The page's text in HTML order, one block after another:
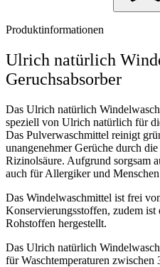
Produktinformationen
Ulrich natürlich
Geruchsabsorber
Das Ulrich natürlich
speziell von Ulrich natürlich für
Das Pulverwaschmittel reinigt
unangenehmer Gerüche durch
Rizinolsäure. Aufgrund sorgsam
auch für Allergiker und
Das Windelwaschmittel ist frei
Konservierungsstoffen, zudem ist
Rohstoffen hergestellt.
Das Ulrich natürlich
für Waschtemperaturen